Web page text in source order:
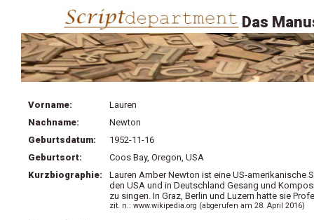
Das
Vorname:
Lauren
Nachname:
Newton
Geburtsdatum:
1952-11-16
Geburtsort:
Coos Bay, Oregon, USA
Kurzbiographie:
Lauren Amber Newton ist eine US-amerikanische
den USA und in Deutschland Gesang und
zu singen. In Graz, Berlin und Luzern hatte sie
zit. n.: www.wikipedia.org (abgerufen am 28. April 2016)